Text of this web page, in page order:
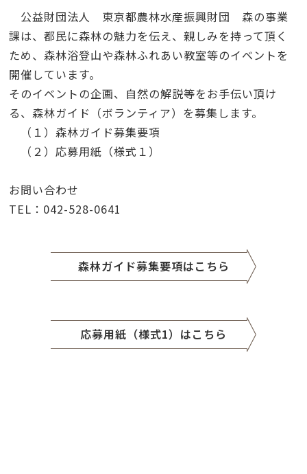
公益財団法人 東京都農林水産振興財団 森の事業
課は、都民に森林の魅力を伝え、親しみを持って頂く
ため、森林浴登山や森林ふれあい教室等のイベントを
開催しています。
そのイベントの企画、自然の解説等をお手伝い頂け
る、森林ガイド（ボランティア）を募集します。
（１）森林ガイド募集要項
（２）応募用紙（様式１）
お問い合わせ
TEL：042-528-0641
森林ガイド募集要項はこちら
応募用紙（様式1）はこちら